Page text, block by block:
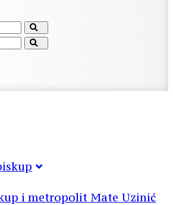
i metropolit Mate Uzinić